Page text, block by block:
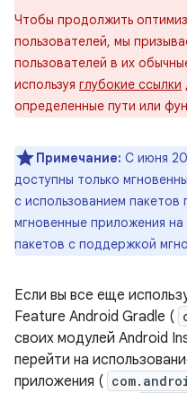
Чтобы продолжить
пользователей, мы
пользователей в их
используя глубокие ссылки
определенные пути или
Примечание: С июня
доступны только
с использованием
мгновенные приложения
пакетов с поддержкой
Если вы все еще
Feature Android Gradle (
своих модулей Android
перейти на
приложения (